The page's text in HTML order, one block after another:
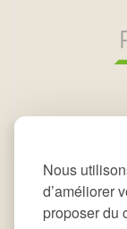
Nous
d’améliorer
proposer du